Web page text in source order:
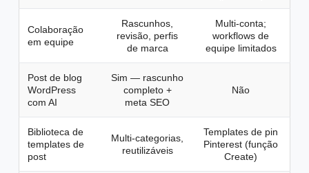
Colaboração
em equipe
Rascunhos,
revisão, perfis
de marca
Multi-conta;
workflows de
equipe limitados
Post de blog
WordPress
com AI
Sim — rascunho
completo +
meta SEO
Não
Biblioteca de
templates de
post
Multi-categorias,
reutilizáveis
Templates de pin
Pinterest (função
Create)